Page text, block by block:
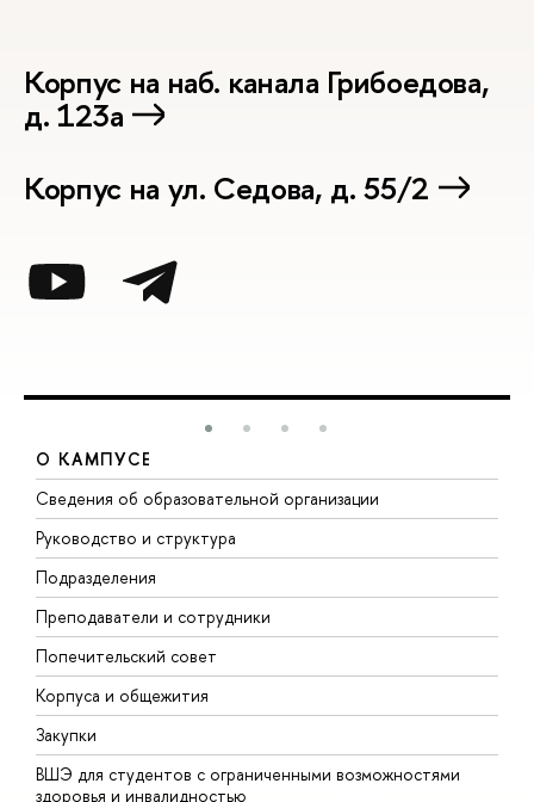
Корпус на наб. канала Грибоедова,
д. 123а
Корпус на ул. Седова, д. 55/2
О КАМПУСЕ
Сведения об образовательной организации
Руководство и структура
Подразделения
Преподаватели и сотрудники
Попечительский совет
Корпуса и общежития
Закупки
ВШЭ для студентов с ограниченными возможностями
здоровья и инвалидностью